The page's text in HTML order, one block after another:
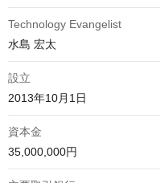
Technology Evangelist
水島 宏太
設立
2013年10月1日
資本金
35,000,000円